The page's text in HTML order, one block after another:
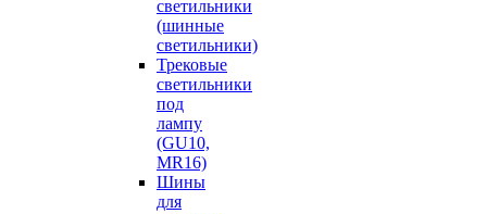
светильники
(шинные
светильники)
Трековые
светильники
под
лампу
(GU10,
MR16)
Шины
для